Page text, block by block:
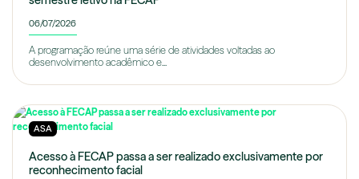
06/07/2026
A programação reúne uma série de atividades voltadas ao
desenvolvimento acadêmico e...
ASA
Acesso à FECAP passa a ser realizado exclusivamente por
reconhecimento facial